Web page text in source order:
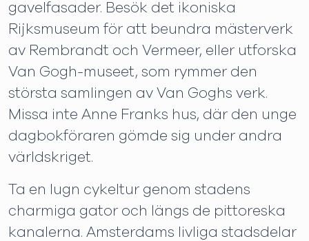
gavelfasader. Besök det ikoniska
Rijksmuseum för att beundra mästerverk
av Rembrandt och Vermeer, eller utforska
Van Gogh-museet, som rymmer den
största samlingen av Van Goghs verk.
Missa inte Anne Franks hus, där den unge
dagbokföraren gömde sig under andra
världskriget.
Ta en lugn cykeltur genom stadens
charmiga gator och längs de pittoreska
kanalerna. Amsterdams livliga stadsdelar